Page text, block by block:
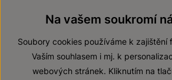
© 2026 ZNOVÍN ZNOJMO,
Na vašem soukromí
Soubory cookies používáme k zajištění
Vaším souhlasem i mj. k
webových stránek. Kliknutím na